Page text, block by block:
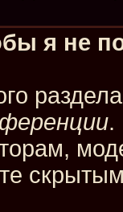
я не
.